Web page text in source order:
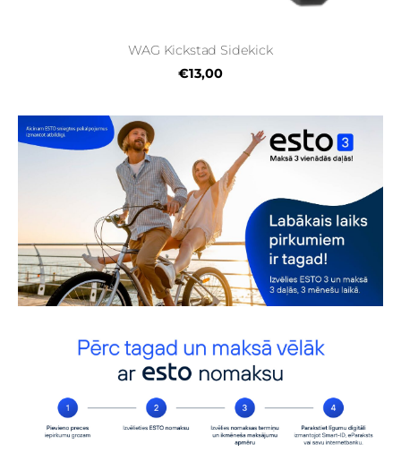
WAG Kickstad Sidekick
€13,00